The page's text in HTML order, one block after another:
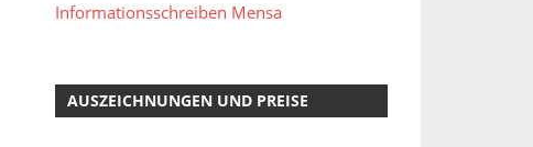
Informationsschreiben Mensa
AUSZEICHNUNGEN UND PREISE